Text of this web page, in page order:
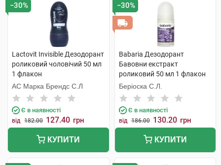
−30%
Lactovit Invisible Дезодорант
роликовий чоловічий 50 мл
1 флакон
АС Марка Брендс С.Л
Є в наявності
від 182.00 127.40 грн
КУПИТИ
−30%
Babaria Дезодорант
Бавовни екстракт
роликовий 50 мл 1 флакон
Беріоска С.Л.
Є в наявності
від 186.00 130.20 грн
КУПИТИ